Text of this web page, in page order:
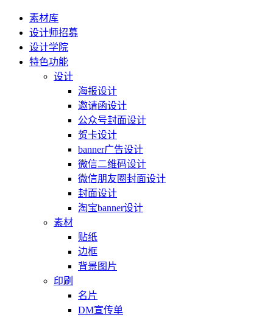
素材库
设计师招募
设计学院
特色功能
设计
海报设计
邀请函设计
公众号封面设计
贺卡设计
banner广告设计
微信二维码设计
微信朋友圈封面设计
封面设计
淘宝banner设计
素材
贴纸
边框
背景图片
印刷
名片
DM宣传单